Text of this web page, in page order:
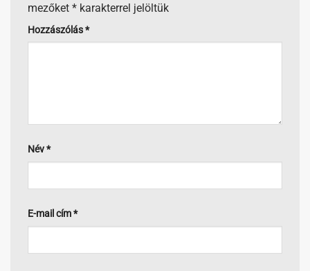
mezőket * karakterrel jelöltük
Hozzászólás*
Név*
E-mail cím*